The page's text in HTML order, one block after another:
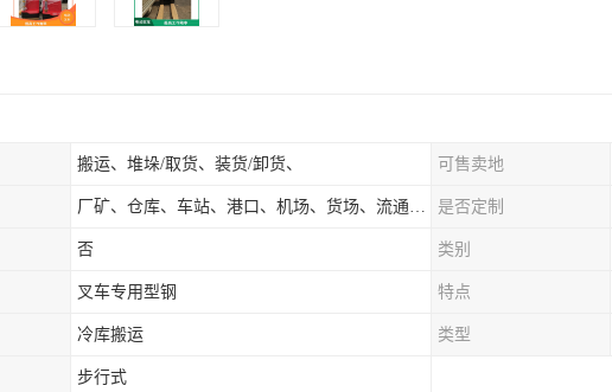
搬运、堆垛/取货、装货/卸货、 可售卖地
厂矿、仓库、车站、港口、机场、货场、流通中心和配送中心等场所 是否定制
否 类别
叉车专用型钢 特点
冷库搬运 类型
步行式